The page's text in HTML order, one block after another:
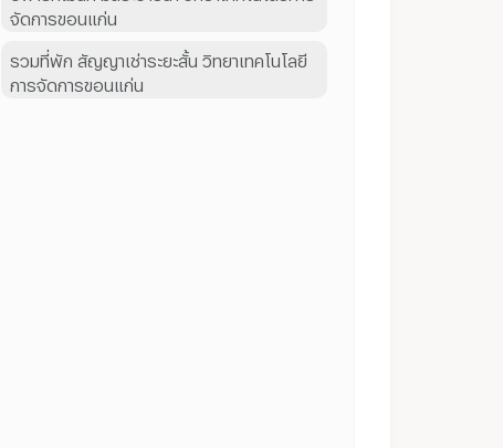
จัดการขอนแก่น
รวมที่พัก สัญญาเช่าระยะสั้น วิทยาเทคโนโลยี
การจัดการขอนแก่น